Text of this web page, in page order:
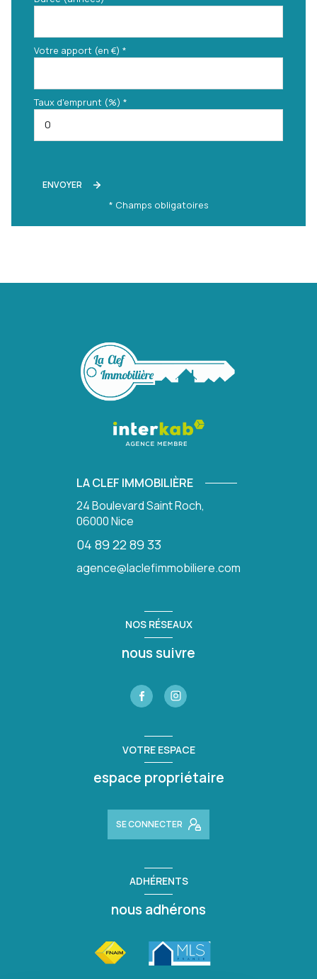
Votre apport (en €) *
Taux d'emprunt (%) *
ENVOYER
* Champs obligatoires
LA CLEF IMMOBILIÈRE
24 Boulevard Saint Roch,
06000Nice
04 89 22 89 33
agence@laclefimmobiliere.com
NOS RÉSEAUX
nous suivre
VOTRE ESPACE
espace propriétaire
SE CONNECTER
ADHÉRENTS
nous adhérons